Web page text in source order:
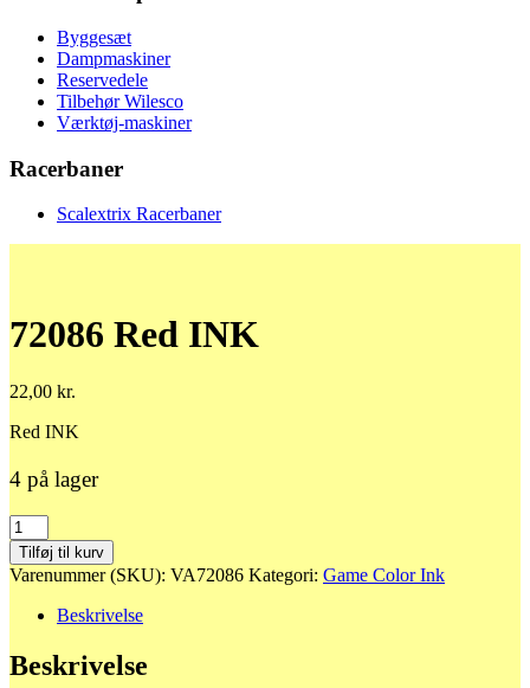
Byggesæt
Dampmaskiner
Reservedele
Tilbehør Wilesco
Værktøj-maskiner
Racerbaner
Scalextrix Racerbaner
72086 Red INK
22,00 kr.
Red INK
4 på lager
72086
Red
INK
antal
Tilføj til kurv
Varenummer (SKU): VA72086 Kategori: Game Color Ink
Beskrivelse
Beskrivelse